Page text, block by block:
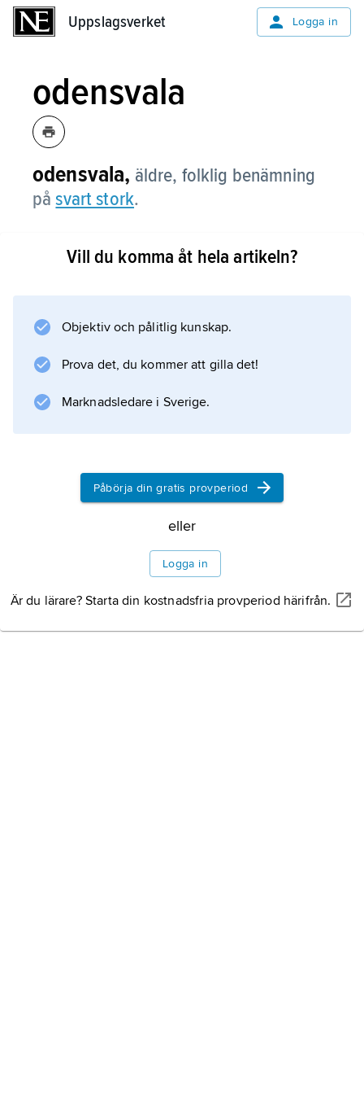
Uppslagsverket Logga in
odensvala
odensvala, äldre, folklig benämning
påsvart stork.
Vill du komma åt hela artikeln?
Objektiv och pålitlig kunskap.
Prova det, du kommer att gilla det!
Marknadsledare i Sverige.
Påbörja din gratis provperiod
eller
Logga in
Är du lärare? Starta din kostnadsfria provperiod härifrån.